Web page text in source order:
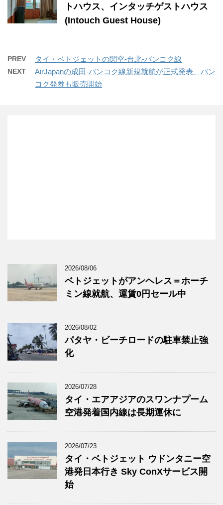
トハウス、インタッチゲストハウス
(Intouch Guest House)
PREV タイ・ベトジェットの関空-台北-バンコク線
NEXT
AirJapanの成田-バンコク線新規就航が正式発表、バン
コク発券も販売開始
2026/08/06
ベトジェットがアンヘレス＝ホーチ
ミン線就航、運賃0円セール中
2026/08/02
パタヤ・ビーチロードの駐車禁止強
化
2026/07/28
タイ・エアアジアのスワンナプーム
空港発着国内線は長期運休に
2026/07/23
タイ・ベトジェット ウドンタニー空
港発日本行き Sky ConXサービス開
始